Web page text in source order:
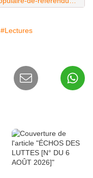
#Lectures